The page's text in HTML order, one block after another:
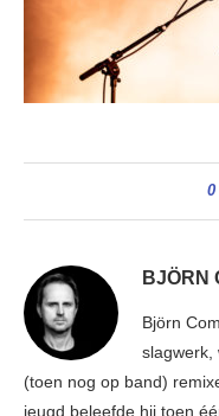
0
BJÖRN
Björn
slagwerk,
(toen nog op band)
jeugd beleefde hij toen